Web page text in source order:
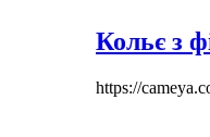
Кольє з
https://